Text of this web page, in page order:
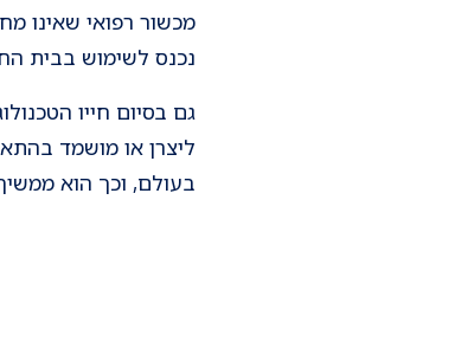
מכשור רפואי שאינו
נכנס לשימוש בבית
גם בסיום חייו
ליצרן או מושמד
בעולם, וכך הוא